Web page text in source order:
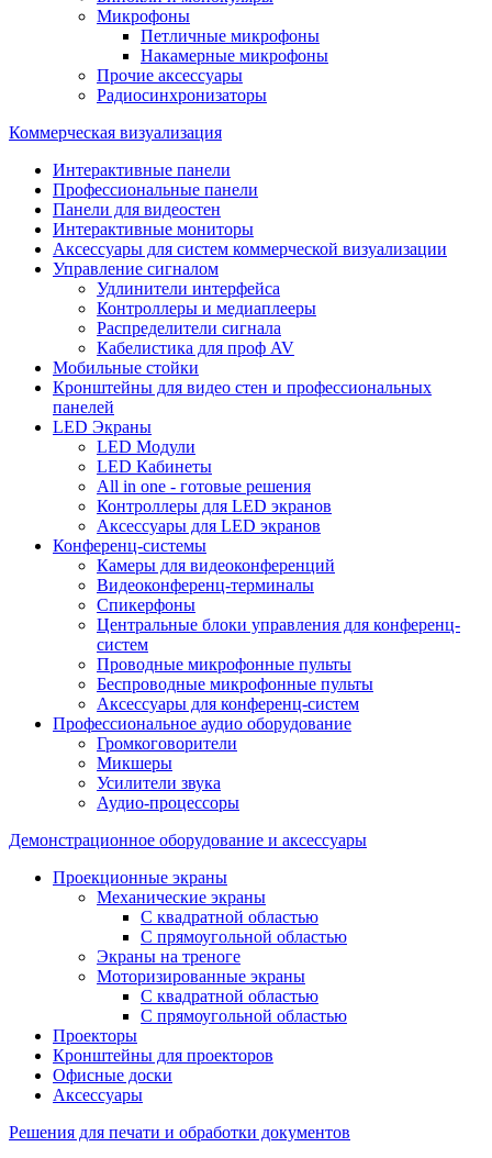
Микрофоны
Петличные микрофоны
Накамерные микрофоны
Прочие аксессуары
Радиосинхронизаторы
Коммерческая визуализация
Интерактивные панели
Профессиональные панели
Панели для видеостен
Интерактивные мониторы
Аксессуары для систем коммерческой визуализации
Управление сигналом
Удлинители интерфейса
Контроллеры и медиаплееры
Распределители сигнала
Кабелистика для проф AV
Мобильные стойки
Кронштейны для видео стен и профессиональных
панелей
LED Экраны
LED Модули
LED Кабинеты
All in one - готовые решения
Контроллеры для LED экранов
Аксессуары для LED экранов
Конференц-системы
Камеры для видеоконференций
Видеоконференц-терминалы
Спикерфоны
Центральные блоки управления для конференц-
систем
Проводные микрофонные пульты
Беспроводные микрофонные пульты
Аксессуары для конференц-систем
Профессиональное аудио оборудование
Громкоговорители
Микшеры
Усилители звука
Аудио-процессоры
Демонстрационное оборудование и аксессуары
Проекционные экраны
Механические экраны
С квадратной областью
С прямоугольной областью
Экраны на треноге
Моторизированные экраны
С квадратной областью
С прямоугольной областью
Проекторы
Кронштейны для проекторов
Офисные доски
Аксессуары
Решения для печати и обработки документов